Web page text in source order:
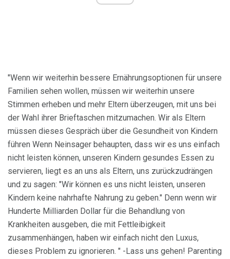
"Wenn wir weiterhin bessere Ernährungsoptionen für unsere
Familien sehen wollen, müssen wir weiterhin unsere
Stimmen erheben und mehr Eltern überzeugen, mit uns bei
der Wahl ihrer Brieftaschen mitzumachen. Wir als Eltern
müssen dieses Gespräch über die Gesundheit von Kindern
führen Wenn Neinsager behaupten, dass wir es uns einfach
nicht leisten können, unseren Kindern gesundes Essen zu
servieren, liegt es an uns als Eltern, uns zurückzudrängen
und zu sagen: "Wir können es uns nicht leisten, unseren
Kindern keine nahrhafte Nahrung zu geben." Denn wenn wir
Hunderte Milliarden Dollar für die Behandlung von
Krankheiten ausgeben, die mit Fettleibigkeit
zusammenhängen, haben wir einfach nicht den Luxus,
dieses Problem zu ignorieren. " -Lass uns gehen! Parenting